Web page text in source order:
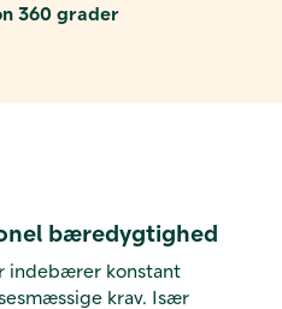
360 grader
bæredygtighed
indebærer konstant
krav. Især